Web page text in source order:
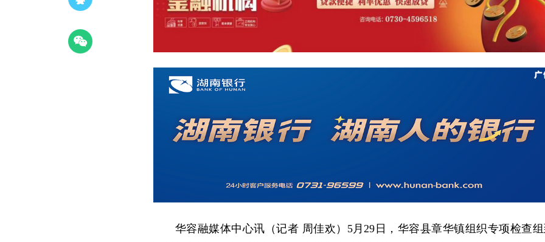
华容融媒体中心讯（记者 周佳欢）5月29日，华容县章华镇组织专项检查